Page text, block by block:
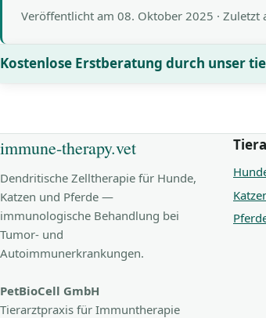
Veröffentlicht am 08. Oktober 2025 ·
Kostenlose Erstberatung durch unser
immune-therapy.vet
Dendritische Zelltherapie für Hunde,
Katzen und Pferde —
immunologische Behandlung bei
Tumor- und
Autoimmunerkrankungen.
PetBioCell GmbH
Tierarztpraxis für Immuntherapie